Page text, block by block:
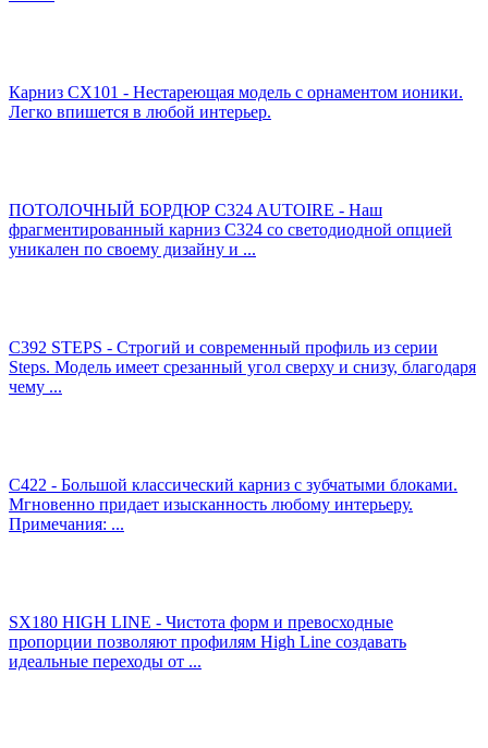
Карниз CX101 - Нестареющая модель с орнаментом ионики.
Легко впишется в любой интерьер.
ПОТОЛОЧНЫЙ БОРДЮР C324 AUTOIRE - Наш
фрагментированный карниз C324 со светодиодной опцией
уникален по своему дизайну и ...
C392 STEPS - Строгий и современный профиль из серии
Steps. Модель имеет срезанный угол сверху и снизу, благодаря
чему ...
C422 - Большой классический карниз с зубчатыми блоками.
Мгновенно придает изысканность любому интерьеру.
Примечания: ...
SX180 HIGH LINE - Чистота форм и превосходные
пропорции позволяют профилям High Line создавать
идеальные переходы от ...